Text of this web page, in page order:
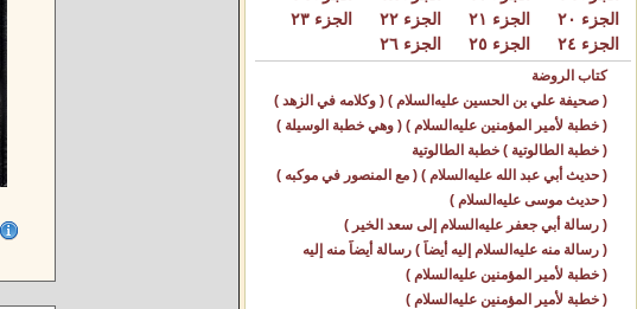
الجزء ٢٠
الجزء ٢١ الجزء ٢٢
الجزء ٢٣
الجزء ٢٤
الجزء ٢٥ الجزء ٢٦
كتاب الروضة
( صحيفة علي بن الحسين عليه‌السلام ) ( وكلامه في الزهد )
( خطبة لأمير المؤمنين عليه‌السلام ) ( وهي خطبة الوسيلة )
( خطبة الطالوتية ) خطبة الطالوتية
( حديث أبي عبد الله عليه‌السلام ) ( مع المنصور في موكبه )
( حديث موسى عليه‌السلام )
( رسالة أبي جعفر عليه‌السلام إلى سعد الخير )
( رسالة منه عليه‌السلام إليه أيضاً ) رسالة أيضاً منه إليه
( خطبة لأمير المؤمنين عليه‌السلام )
( خطبة لأمير المؤمنين عليه‌السلام )